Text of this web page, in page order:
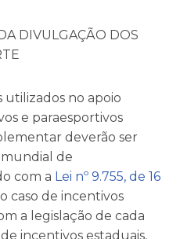
DIVULGAÇÃO DOS
utilizados no apoio
e paraesportivos
deverão ser
de
com a Lei nº 9.755, de 16
caso de incentivos
a legislação de cada
incentivos estaduais,